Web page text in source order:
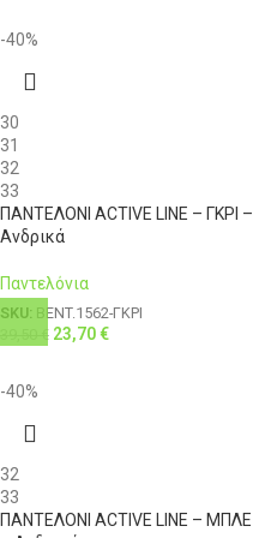
4XL
-40%
30
31
32
33
ΠΑΝΤΕΛΟΝΙ ACTIVE LINE – ΓΚΡΙ –
Ανδρικά
Παντελόνια
SKU: BENT.1562-ΓΚΡΙ
€ 23,70€
-40%
32
33
ΠΑΝΤΕΛΟΝΙ ACTIVE LINE – ΜΠΛΕ